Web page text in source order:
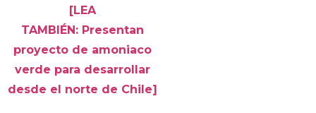
[LEA
TAMBIÉN: Presentan
proyecto de amoniaco
verde para desarrollar
desde el norte de Chile]